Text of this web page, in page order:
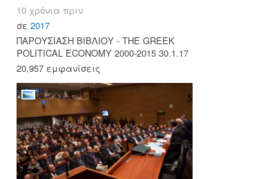
10 χρόνια πριν
σε 2017
ΠΑΡΟΥΣΙΑΣΗ ΒΙΒΛΙΟΥ - ΤΗΕ GREEK
POLITICAL ECONOMY 2000-2015 30.1.17
20,957 εμφανίσεις